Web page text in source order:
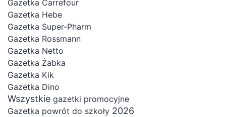
Gazetka Carrefour
Gazetka Hebe
Gazetka Super-Pharm
Gazetka Rossmann
Gazetka Netto
Gazetka Żabka
Gazetka Kik
Gazetka Dino
Wszystkie gazetki promocyjne
Gazetka powrót do szkoły 2026